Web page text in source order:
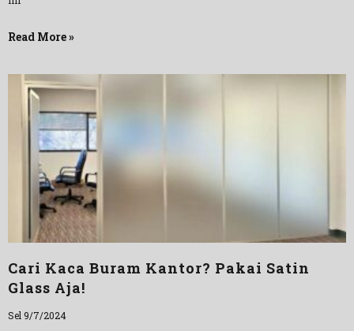
Read More »
Cari Kaca Buram Kantor? Pakai Satin
Glass Aja!
Sel 9/7/2024